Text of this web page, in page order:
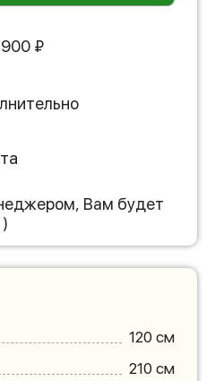
900 ₽
Вам будет
120 см
210 см